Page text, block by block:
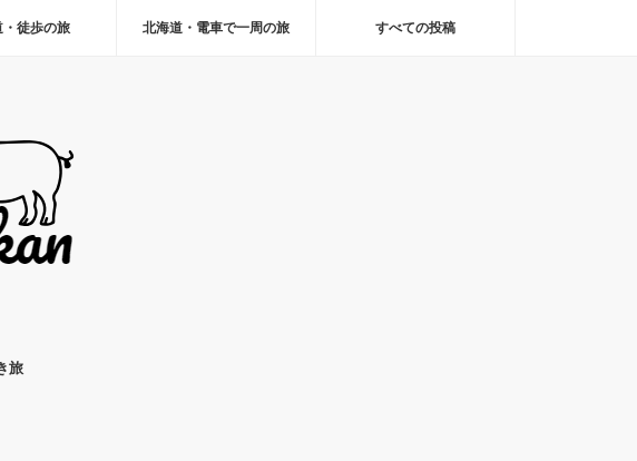
・徒歩の旅 北海道・電車で一周の旅 すべての投稿
旅